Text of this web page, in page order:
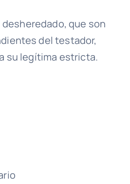
que son
del testador,
su legítima estricta.